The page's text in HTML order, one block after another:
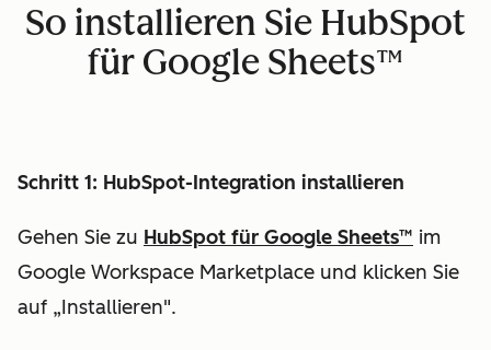
So installieren Sie HubSpot
für Google Sheets™
Schritt 1: HubSpot-Integration installieren
Gehen Sie zu HubSpot für Google Sheets™ im
Google Workspace Marketplace und klicken Sie
auf „Installieren".